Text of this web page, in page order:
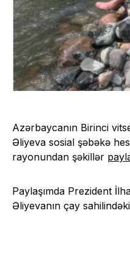
Azərbaycanın Birinci
Əliyeva sosial şəbəkə
rayonundan şəkillər
Paylaşımda Prezident
Əliyevanın çay